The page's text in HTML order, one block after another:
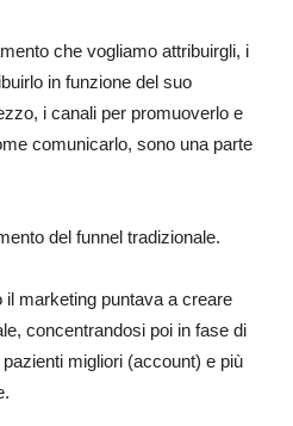
che vogliamo attribuirgli, i
in funzione del suo
i canali per promuoverlo e
comunicarlo, sono una parte
del funnel tradizionale.
il marketing puntava a creare
concentrandosi poi in fase di
migliori (account) e più